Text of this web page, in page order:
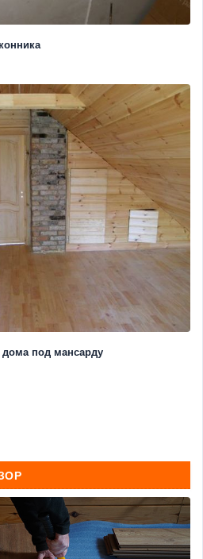
под мансарду